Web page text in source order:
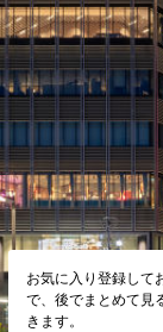
お気に入り登録して
で、後でまとめて見
きます。